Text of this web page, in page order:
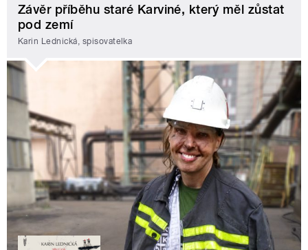
Závěr příběhu staré Karviné, který měl zůstat
pod zemí
Karin Lednická, spisovatelka